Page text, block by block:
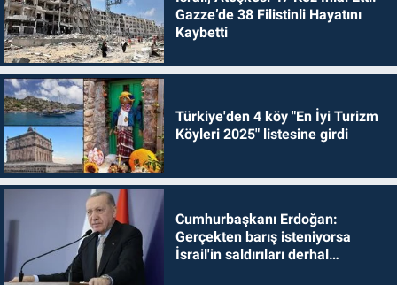
Gazze’de 38 Filistinli Hayatını
Kaybetti
Türkiye'den 4 köy "En İyi Turizm
Köyleri 2025" listesine girdi
Cumhurbaşkanı Erdoğan:
Gerçekten barış isteniyorsa
İsrail'in saldırıları derhal